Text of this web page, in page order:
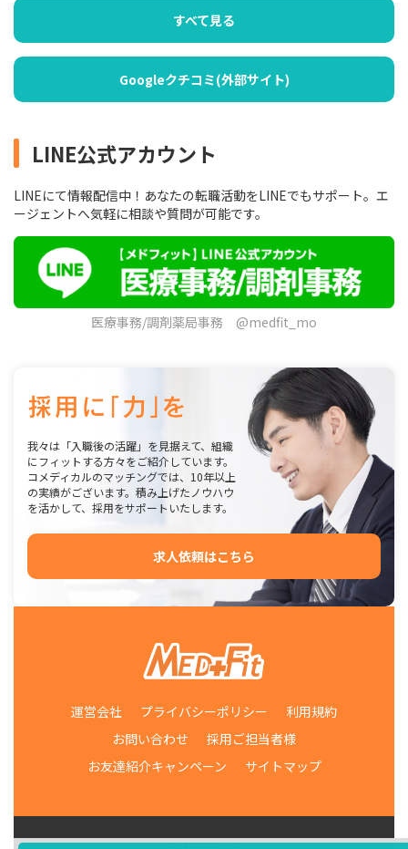
すべて見る
Googleクチコミ(外部サイト)
LINE公式アカウント
LINEにて情報配信中！あなたの転職活動をLINEでもサポート。エ
ージェントへ気軽に相談や質問が可能です。
医療事務/調剤薬局事務 @medfit_mo
我々は「入職後の活躍」を見据えて、組織
にフィットする方々をご紹介しています。
コメディカルのマッチングでは、10年以上
の実績がございます。積み上げたノウハウ
を活かして、採用をサポートいたします。
求人依頼はこちら
運営会社 プライバシーポリシー
利用規約
お問い合わせ
採用ご担当者様
お友達紹介キャンペーン
サイトマップ
© 2011-2026 medfit